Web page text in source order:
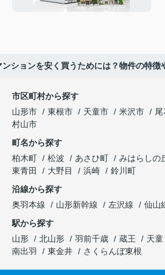
ンションを安く買うためには？物件の特徴
市区町村から探す
山形市
東根市 天童市 米沢市
村山市
町名から探す
柏木町
松波 あさひ町 みはらしの
東青田
大野目 浜崎
鈴川町
沿線から探す
奥羽本線
山形新幹線 左沢線 仙山
駅から探す
山形
北山形 羽前千歳 蔵王 天童
南出羽
東金井 さくらんぼ東根